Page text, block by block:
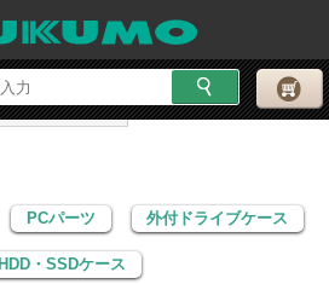
PCパーツ
外付ドライブケース
・SSDケース
PCパーツ 外付ドライブケース
HDD・SSDケース